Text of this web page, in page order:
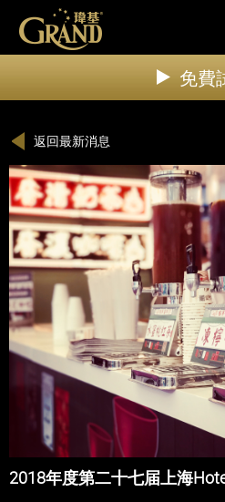
最
餐
餐
免費
返回最新消息
2018年度第二十七届上海